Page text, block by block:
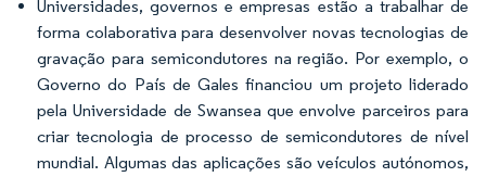
Universidades, governos e empresas estão a trabalhar de
forma colaborativa para desenvolver novas tecnologias de
gravação para semicondutores na região. Por exemplo, o
Governo do País de Gales financiou um projeto liderado
pela Universidade de Swansea que envolve parceiros para
criar tecnologia de processo de semicondutores de nível
mundial. Algumas das aplicações são veículos autónomos,